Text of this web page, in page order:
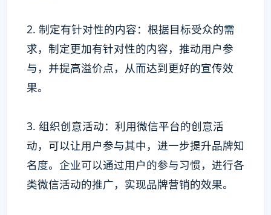
2. 制定有针对性的内容：根据目标受众的需
求，制定更加有针对性的内容，推动用户参
与，并提高溢价点，从而达到更好的宣传效
果。
3. 组织创意活动：利用微信平台的创意活
动，可以让用户参与其中，进一步提升品牌知
名度。企业可以通过用户的参与习惯，进行各
类微信活动的推广，实现品牌营销的效果。